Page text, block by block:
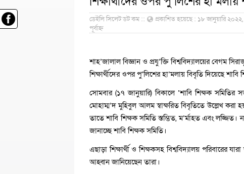
ডেইলি সিলেট ডট কম ::
প্রকাশিত হয়েছে : ১৮ জানুয়ারি
পূর্বাহ্ন
শাহ’জালাল বিজ্ঞান ও প্রযু’ক্তি বিশ্ববিদ্যালয়ের বেগম
শিক্ষার্থীদের ওপর পু’লিশের হা’মলায় বিবৃতি দিয়েছে শাবি
সোমবার (১৭ জানুয়ারি) বিকালে ‘শাবি শিক্ষক
মোহাম্ম’দ মুহিবুল আলম স্বাক্ষরিত বিবৃতিতে উল্লেখ করা
তাতে শাবি শিক্ষক সমিতি স্তম্ভিত, ম’র্মাহত এবং লজ্জিত।
জানাচ্ছে শাবি শিক্ষক সমিতি।
এছাড়া শিক্ষার্থী ও শিক্ষকসহ বিশ্ববিদ্যালয় পরিবারের
আহ্বান জানিয়েছেন তারা।